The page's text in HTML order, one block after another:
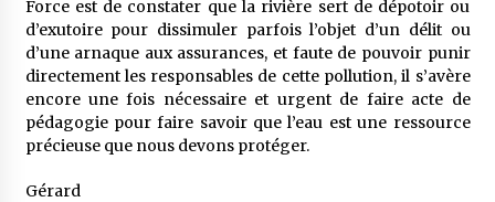
Force est de constater que la rivière sert de dépotoir ou
d’exutoire pour dissimuler parfois l’objet d’un délit ou
d’une arnaque aux assurances, et faute de pouvoir punir
directement les responsables de cette pollution, il s’avère
encore une fois nécessaire et urgent de faire acte de
pédagogie pour faire savoir que l’eau est une ressource
précieuse que nous devons protéger.
Gérard